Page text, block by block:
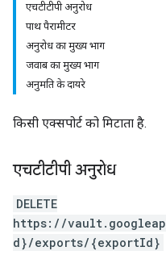
एचटीटीपी अनुरोध
पाथ पैरामीटर
अनुरोध का मुख्य भाग
जवाब का मुख्य भाग
अनुमति के दायरे
किसी एक्सपोर्ट को मिटाता है.
एचटीटीपी अनुरोध
DELETE
https://
d}/exports/{exportId}